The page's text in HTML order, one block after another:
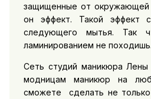
защищенные от
он эффект. Такой эффект
следующего мытья. Так
ламинированием не походишь.
Сеть студий маникюра Лены
модницам маникюр на
сможете сделать не